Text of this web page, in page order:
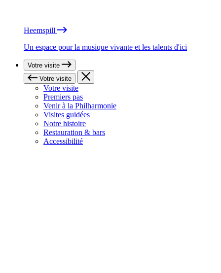
Heemspill
Un espace pour la musique vivante et les talents d'ici
Votre visite
Votre visite
Votre visite
Premiers pas
Venir à la Philharmonie
Visites guidées
Notre histoire
Restauration & bars
Accessibilité